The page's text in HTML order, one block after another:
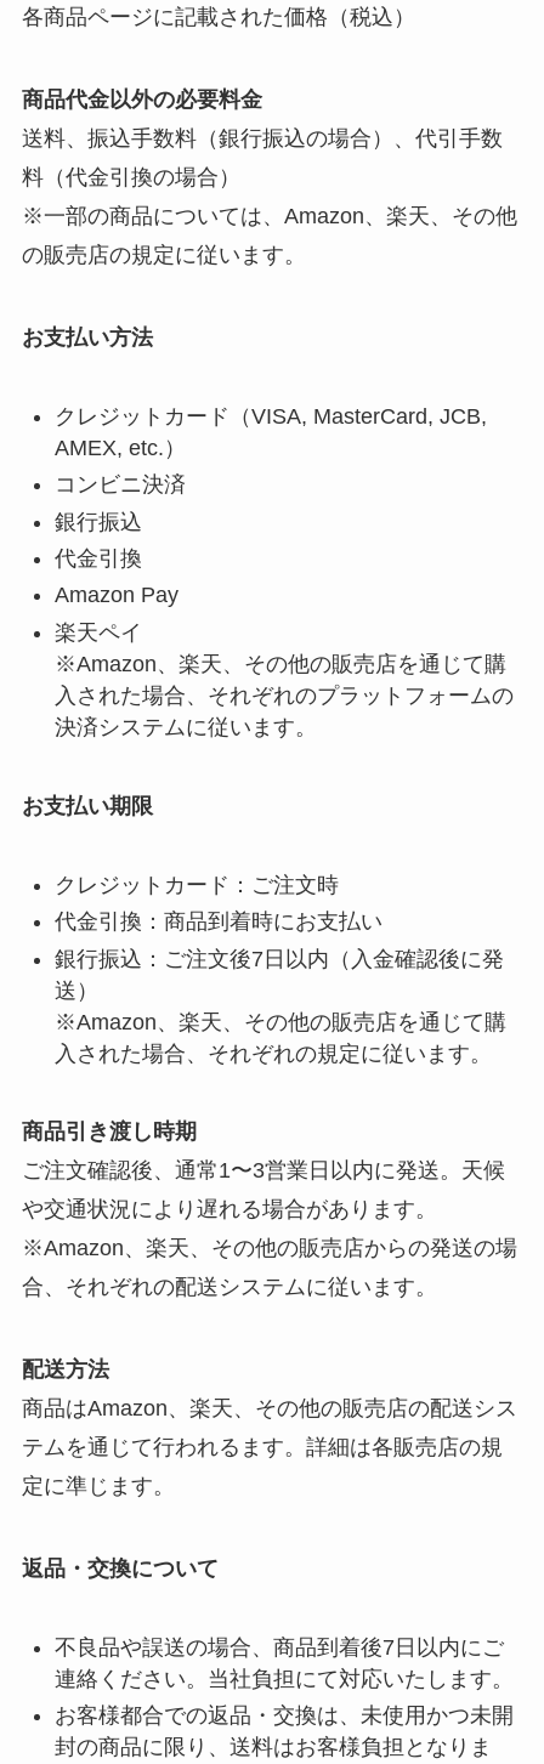
各商品ページに記載された価格（税込）
商品代金以外の必要料金
送料、振込手数料（銀行振込の場合）、代引手数
料（代金引換の場合）
※一部の商品については、Amazon、楽天、その他
の販売店の規定に従います。
お支払い方法
クレジットカード（VISA, MasterCard, JCB,
AMEX, etc.）
コンビニ決済
銀行振込
代金引換
Amazon Pay
楽天ペイ
※Amazon、楽天、その他の販売店を通じて購
入された場合、それぞれのプラットフォームの
決済システムに従います。
お支払い期限
クレジットカード：ご注文時
代金引換：商品到着時にお支払い
銀行振込：ご注文後7日以内（入金確認後に発
送）
※Amazon、楽天、その他の販売店を通じて購
入された場合、それぞれの規定に従います。
商品引き渡し時期
ご注文確認後、通常1〜3営業日以内に発送。天候
や交通状況により遅れる場合があります。
※Amazon、楽天、その他の販売店からの発送の場
合、それぞれの配送システムに従います。
配送方法
商品はAmazon、楽天、その他の販売店の配送シス
テムを通じて行われるます。詳細は各販売店の規
定に準じます。
返品・交換について
不良品や誤送の場合、商品到着後7日以内にご
連絡ください。当社負担にて対応いたします。
お客様都合での返品・交換は、未使用かつ未開
封の商品に限り、送料はお客様負担となりま